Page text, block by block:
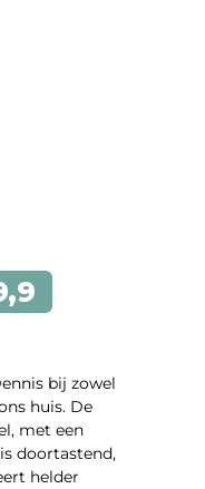
bij zowel
huis. De
met een
doortastend,
helder